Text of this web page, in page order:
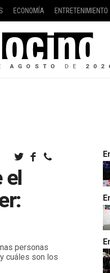
AGOSTO DE
ECONOMÍA ENTRETENIMIENTO
personas
cuáles son los